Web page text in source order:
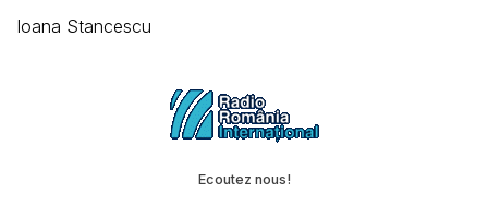
Ioana Stancescu
Ecoutez nous!